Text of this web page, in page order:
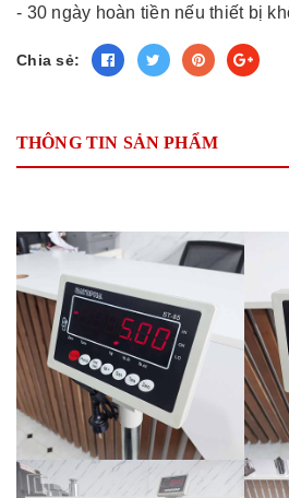
- 30 ngày hoàn tiền nếu thiết bị
Chia sẻ:
THÔNG TIN SẢN PHẨM